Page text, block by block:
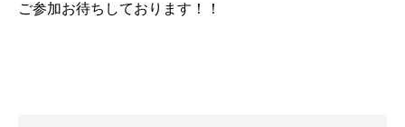
ご参加お待ちしております！！